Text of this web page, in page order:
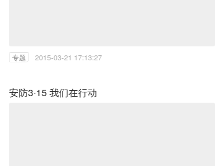
专题 2015-03-21 17:13:27
安防3·15 我们在行动